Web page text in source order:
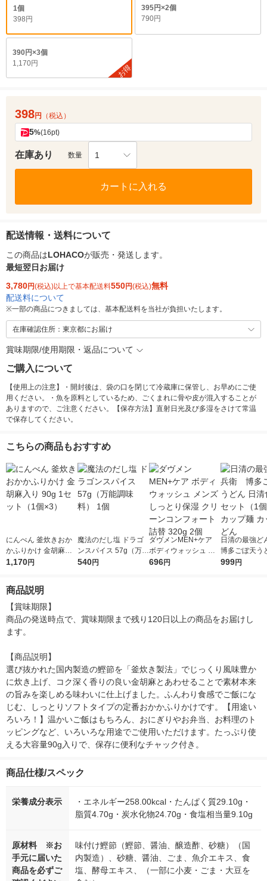
1個
398円
395円×2個
790円
390円×3個
1,170円
お得
398円 （税込）
5%(16pt)
在庫あり 数量 1
カートに入れる
配送情報・送料について
この商品はLOHACOが販売・発送します。
最短翌日お届け
3,780円(税込)以上で基本配送料550円(税込)無料
配送料について
※一部の商品につきましては、基本配送料を当社が負担いたします。
在庫確認住所：東京都にお届け
賞味期限/使用期限・返品について
ご購入について
【使用上の注意】・開封後は、袋の口を閉じて冷蔵庫に保管し、お早めにご使
用ください。・魚を原料としているため、ごくまれに骨や皮が混入することが
ありますので、ご注意ください。【保存方法】直射日光及び多湿をさけて常温
で保存してください。
こちらの商品もおすすめ
にんべん 釜炊きおか
かふりかけ 金胡麻入
り 90g 1セット（1個×
1,170円
魔法のだし塩 ドラゴ
ンスパイス 57g（万能
調味料） 1個
540円
ダヴメンMEN+ケア
ボディウォッシュ メ
ンズ しっとり保湿 ク
696円
日清の最強
博多ごぼ天う
清食品 1セット（1個×
999円
商品説明
【賞味期限】
商品の発送時点で、賞味期限まで残り120日以上の商品をお届けし
ます。
【商品説明】
選び抜かれた国内製造の鰹節を「釜炊き製法」でじっくり風味豊か
に炊き上げ、コク深く香りの良い金胡麻とあわせることで素材本来
の旨みを楽しめる味わいに仕上げました。ふんわり食感でご飯にな
じむ、しっとりソフトタイプの定番おかかふりかけです。【用途い
ろいろ！】温かいご飯はもちろん、おにぎりやお弁当、お料理のト
ッピングなど、いろいろな用途でご使用いただけます。たっぷり使
える大容量90g入りで、保存に便利なチャック付き。
商品仕様/スペック
栄養成分表示
・エネルギー258.00kcal・たんぱく質29.10g・
脂質4.70g・炭水化物24.70g・食塩相当量9.10g
原材料 ※お
手元に届いた
商品を必ずご
味付け鰹節（鰹節、醤油、醸造酢、砂糖）（国
内製造）、砂糖、醤油、ごま、魚介エキス、食
塩、酵母エキス、（一部に小麦・ごま・大豆を